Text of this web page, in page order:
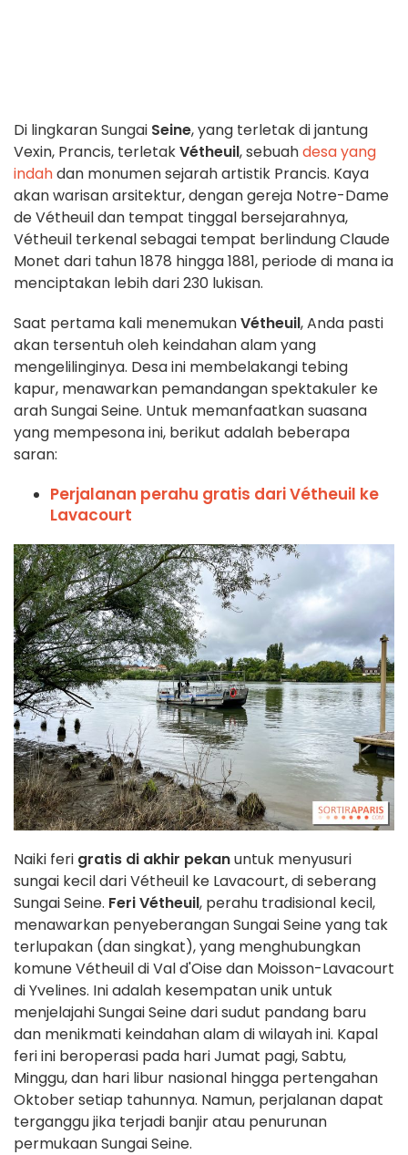
Di lingkaran Sungai Seine, yang terletak di jantung
Vexin, Prancis, terletakVétheuil, sebuahdesa yang
indahdan monumen sejarah artistik Prancis. Kaya
akan warisan arsitektur, dengan gereja Notre-Dame
de Vétheuil dan tempat tinggal bersejarahnya,
Vétheuil terkenal sebagai tempat berlindung Claude
Monet dari tahun 1878 hingga 1881, periode di mana ia
menciptakan lebih dari 230 lukisan.
Saat pertama kali menemukanVétheuil, Anda pasti
akan tersentuh oleh keindahan alam yang
mengelilinginya. Desa ini membelakangi tebing
kapur, menawarkan pemandangan spektakuler ke
arah Sungai Seine. Untuk memanfaatkan suasana
yang mempesona ini, berikut adalah beberapa
saran:
Perjalanan perahu gratis dari Vétheuil ke
Lavacourt
Naiki feri gratis di akhir pekanuntuk menyusuri
sungai kecil dari Vétheuil ke Lavacourt, di seberang
Sungai Seine. Feri Vétheuil, perahu tradisional kecil,
menawarkan penyeberangan Sungai Seine yang tak
terlupakan (dan singkat), yang menghubungkan
komune Vétheuil di Val d'Oise dan Moisson-Lavacourt
di Yvelines. Ini adalah kesempatan unik untuk
menjelajahi Sungai Seine dari sudut pandang baru
dan menikmati keindahan alam di wilayah ini. Kapal
feri ini beroperasi pada hari Jumat pagi, Sabtu,
Minggu, dan hari libur nasional hingga pertengahan
Oktober setiap tahunnya. Namun, perjalanan dapat
terganggu jika terjadi banjir atau penurunan
permukaan Sungai Seine.